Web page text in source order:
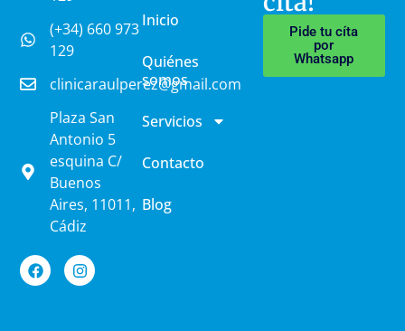
(+34) 660 973
129
clinicaraulperez@gmail.com
Plaza San
Antonio 5
esquina C/
Buenos
Aires, 11011,
Cádiz
Inicio
Quiénes
somos
Servicios
Contacto
Blog
Pide tu cíta
por
Whatsapp